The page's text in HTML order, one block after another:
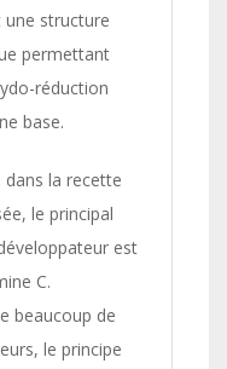
une structure
permettant
réduction
base.
dans la recette
le principal
est
C.
beaucoup de
le principe